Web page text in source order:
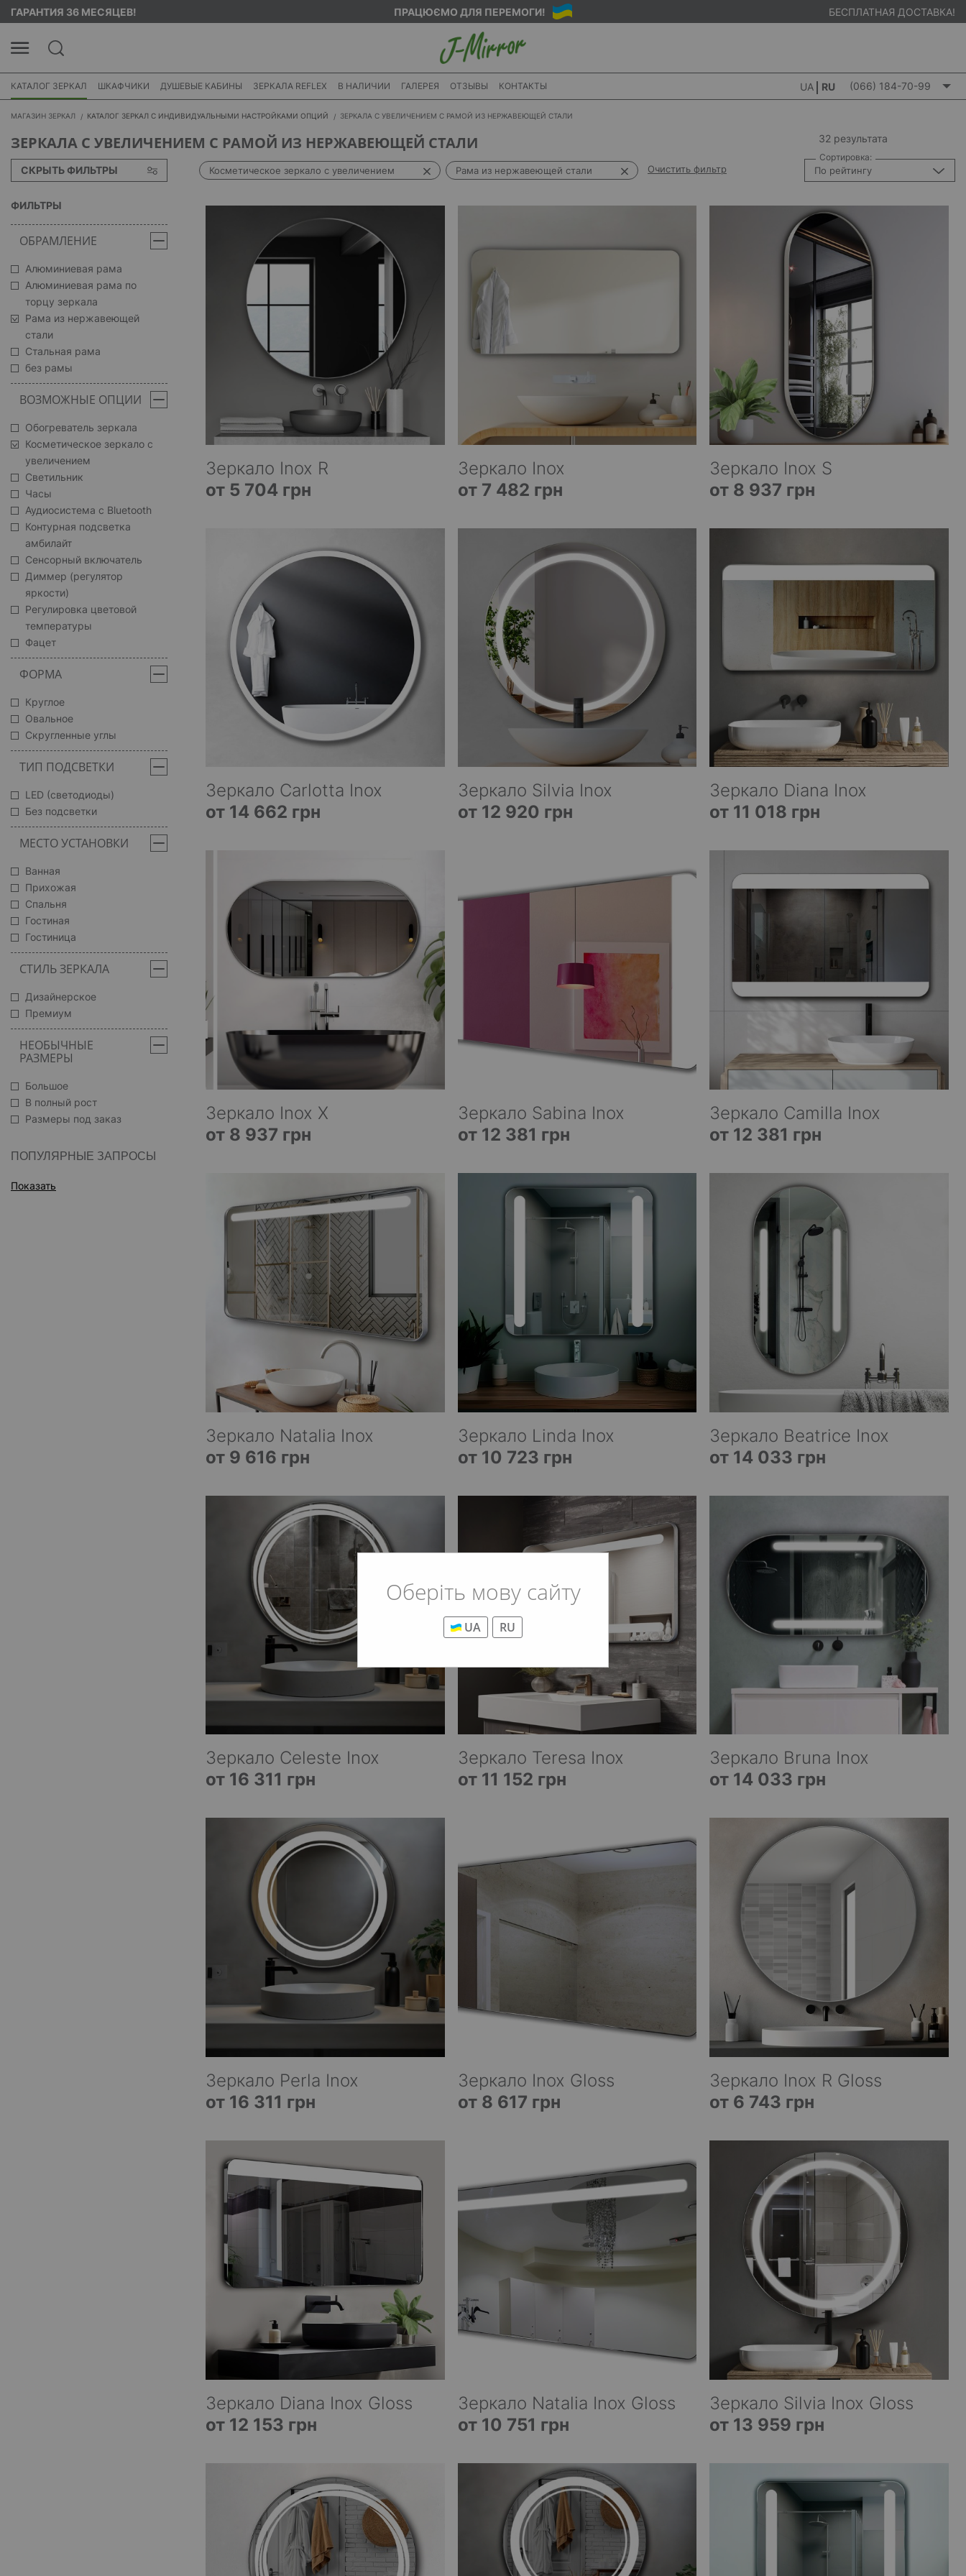
Оберіть мову сайту
UA RU
ГАРАНТИЯ 36 МЕСЯЦЕВ! ПРАЦЮЄМО ДЛЯ ПЕРЕМОГИ! БЕСПЛАТНАЯ ДОСТАВКА!
КАТАЛОГ ЗЕРКАЛ ШКАФЧИКИ ДУШЕВЫЕ КАБИНЫ ЗЕРКАЛА REFLEX В НАЛИЧИИ ГАЛЕРЕЯ ОТЗЫВЫ КОНТАКТЫ UA RU (066) 184-70-99
МАГАЗИН ЗЕРКАЛ КАТАЛОГ ЗЕРКАЛ С ИНДИВИДУАЛЬНЫМИ НАСТРОЙКАМИ ОПЦИЙ ЗЕРКАЛА С УВЕЛИЧЕНИЕМ С РАМОЙ ИЗ НЕРЖАВЕЮЩЕЙ СТАЛИ
ЗЕРКАЛА С УВЕЛИЧЕНИЕМ С РАМОЙ ИЗ НЕРЖАВЕЮЩЕЙ СТАЛИ
СКРЫТЬ ФИЛЬТРЫ
ФИЛЬТРЫ
ОБРАМЛЕНИЕ
Алюминиевая рама
Алюминиевая рама по
торцу зеркала
Рама из нержавеющей
стали
Стальная рама
без рамы
ВОЗМОЖНЫЕ ОПЦИИ
Обогреватель зеркала
Косметическое зеркало с
увеличением
Светильник
Часы
Аудиосистема с Bluetooth
Контурная подсветка
амбилайт
Сенсорный включатель
Диммер (регулятор
яркости)
Регулировка цветовой
температуры
Фацет
ФОРМА
Круглое
Овальное
Скругленные углы
ТИП ПОДСВЕТКИ
LED (светодиоды)
Без подсветки
МЕСТО УСТАНОВКИ
Ванная
Прихожая
Спальня
Гостиная
Гостиница
СТИЛЬ ЗЕРКАЛА
Дизайнерское
Премиум
НЕОБЫЧНЫЕ
РАЗМЕРЫ
Большое
В полный рост
Размеры под заказ
ПОПУЛЯРНЫЕ ЗАПРОСЫ
Показать
Косметическое зеркало с увеличением Рама из нержавеющей стали Очистить фильтр
32 результата
Сортировка:
По рейтингу
Зеркало Inox R
от 5 704 грн
Зеркало Inox
от 7 482 грн
Зеркало Inox S
от 8 937 грн
Зеркало Carlotta Inox
от 14 662 грн
Зеркало Silvia Inox
от 12 920 грн
Зеркало Diana Inox
от 11 018 грн
Зеркало Inox X
от 8 937 грн
Зеркало Sabina Inox
от 12 381 грн
Зеркало Camilla Inox
от 12 381 грн
Зеркало Natalia Inox
от 9 616 грн
Зеркало Linda Inox
от 10 723 грн
Зеркало Beatrice Inox
от 14 033 грн
Зеркало Celeste Inox
от 16 311 грн
Зеркало Teresa Inox
от 11 152 грн
Зеркало Bruna Inox
от 14 033 грн
Зеркало Perla Inox
от 16 311 грн
Зеркало Inox Gloss
от 8 617 грн
Зеркало Inox R Gloss
от 6 743 грн
Зеркало Diana Inox Gloss
от 12 153 грн
Зеркало Natalia Inox Gloss
от 10 751 грн
Зеркало Silvia Inox Gloss
от 13 959 грн